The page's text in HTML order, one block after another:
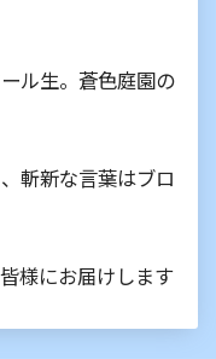
ル生。蒼色庭園の
斬新な言葉はブロ
様にお届けします